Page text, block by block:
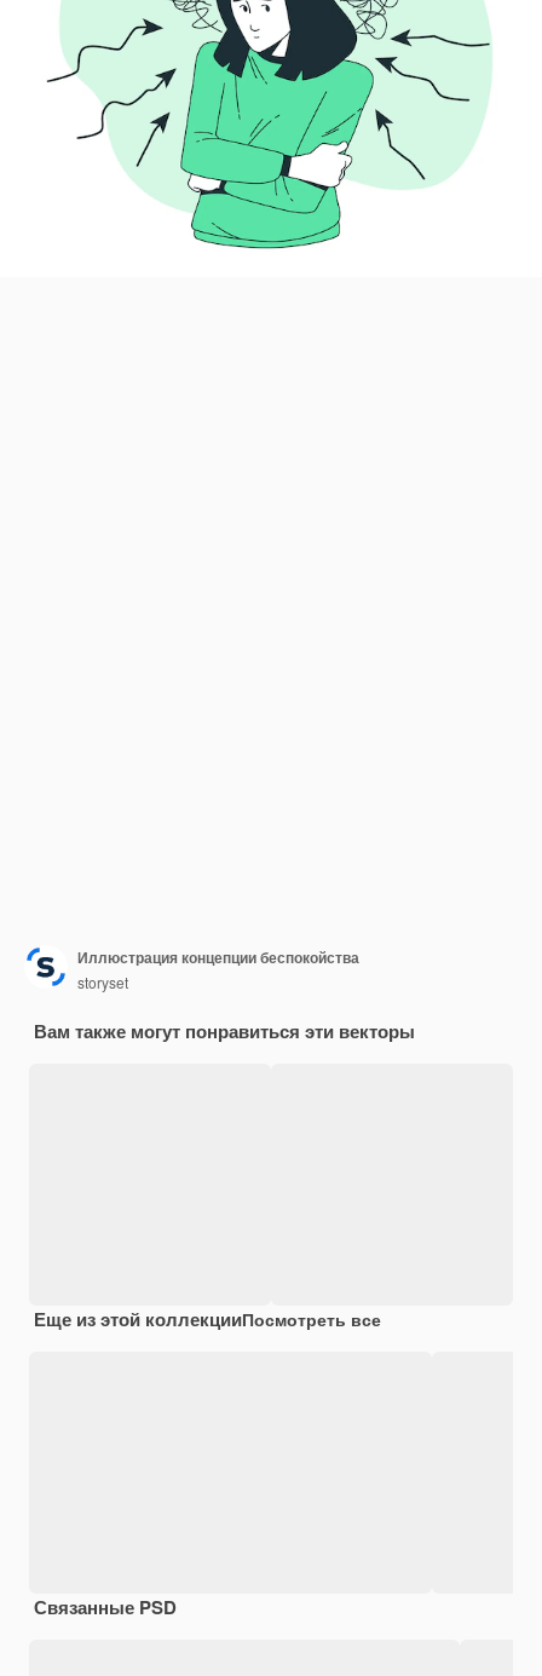
Иллюстрация концепции беспокойства
storyset
Вам также могут понравиться эти векторы
Еще из этой коллекцииПосмотреть все
Связанные PSD